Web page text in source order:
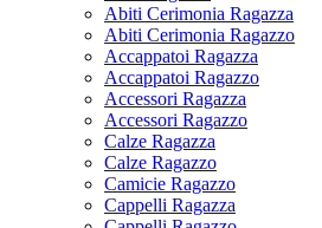
Abiti Cerimonia Ragazza
Abiti Cerimonia Ragazzo
Accappatoi Ragazza
Accappatoi Ragazzo
Accessori Ragazza
Accessori Ragazzo
Calze Ragazza
Calze Ragazzo
Camicie Ragazzo
Cappelli Ragazza